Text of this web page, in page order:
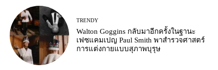
TRENDY
Walton Goggins กลับมาอีกครั้งในฐานะ
เฟซแคมเปญ Paul Smith พาสำรวจศาสตร์
การแต่งกายแบบสุภาพบุรุษ